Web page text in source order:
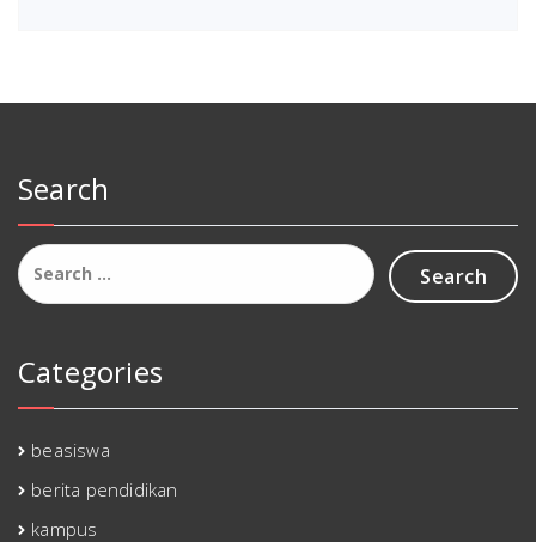
Search
Search
for:
Categories
beasiswa
berita pendidikan
kampus